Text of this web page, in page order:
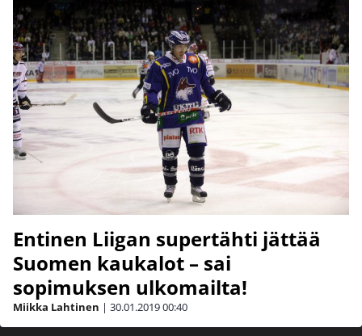
Entinen Liigan supertähti jättää
Suomen kaukalot – sai
sopimuksen ulkomailta!
Miikka Lahtinen | 30.01.201900:40